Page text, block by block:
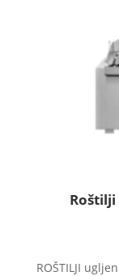
ROŠTILJI